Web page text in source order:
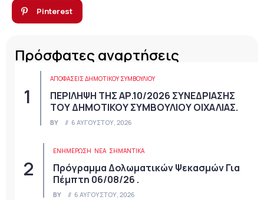
Pinterest
Πρόσφατες αναρτήσεις
ΑΠΟΦΆΣΕΙΣ ΔΗΜΟΤΙΚΟΎ ΣΥΜΒΟΥΛΊΟΥ
ΠΕΡΙΛΗΨΗ ΤΗΣ ΑΡ.10/2026 ΣΥΝΕΔΡΙΑΣΗΣ
ΤΟΥ ΔΗΜΟΤΙΚΟΥ ΣΥΜΒΟΥΛΙΟΥ ΟΙΧΑΛΙΑΣ.
BY 6 ΑΥΓΟΎΣΤΟΥ, 2026
ΕΝΗΜΕΡΩΣΗ ΝΈΑ ΣΗΜΑΝΤΙΚΆ
Πρόγραμμα Δολωματικών Ψεκασμών Για
Πέμπτη 06/08/26 .
BY 6 ΑΥΓΟΎΣΤΟΥ, 2026